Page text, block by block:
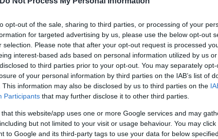
opt-out of the sale, sharing to third parties, or processing of your
for targeted advertising by us, please use the below opt-out
selection. Please note that after your opt-out request is processed
interest-based ads based on personal information utilized by us
to third parties prior to your opt-out. You may separately
of your personal information by third parties on the IAB’s list of
This information may also be disclosed by us to third parties on the
Participants that may further disclose it to other third parties.
that this website/app uses one or more Google services and may
but not limited to your visit or usage behaviour. You may
to Google and its third-party tags to use your data for below
βάζει ξανά στο τραπέζι
Νίκος
Νανούρης